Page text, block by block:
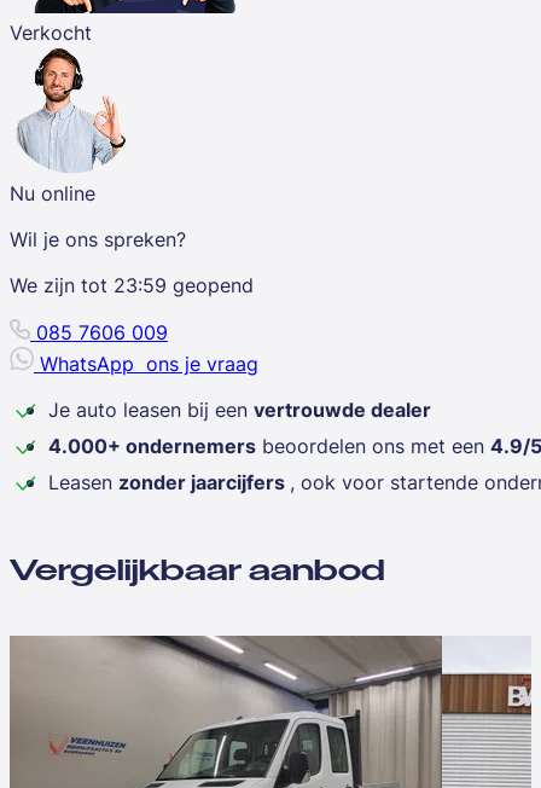
Verkocht
Nu online
Wil je ons spreken?
We zijn tot 23:59 geopend
085 7606 009
WhatsApp ons je vraag
Je auto leasen bij een vertrouwde dealer
4.000+ ondernemers beoordelen ons met een 4.9/5
Leasen zonder jaarcijfers , ook voor startende
Vergelijkbaar aanbod